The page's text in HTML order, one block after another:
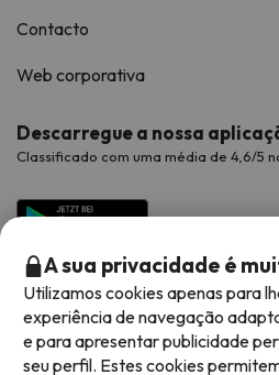
Contacto
Web corporativa
Descarregue a nossa
Classificado com uma média de 4,6/5
A sua privacidade é
Utilizamos cookies apenas para
experiência de navegação
e para apresentar publicidade
seu perfil. Estes cookies